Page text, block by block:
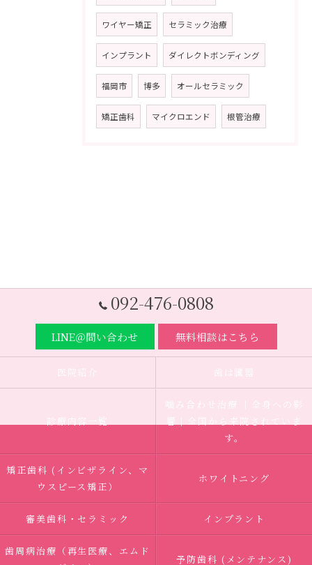
ワイヤー矯正 セラミック治療
インプラント ダイレクトボンディング
福岡市 博多 オールセラミック
矯正歯科 マイクロエンド 根管治療
092-476-0808
LINE＠問い合わせ 無料相談はこちら
医院紹介 歯は臓器
診療内容一覧
噛み合わせ治療 ｜全身への影
響｜全国から来院されていま
す。
矯正歯科 (インビザライン、マ
ウスピース矯正）
ホワイトニング
審美歯科・セラミック インプラント
歯周病治療（再生医療、エムド
予防歯科 (メンテナンス)